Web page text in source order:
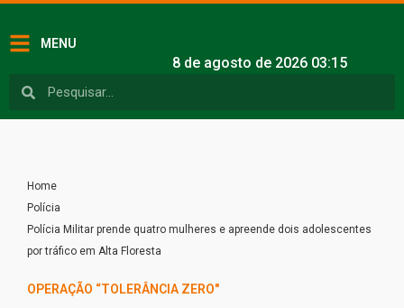
MENU
8 de agosto de 2026 03:15
Home
Polícia
Polícia Militar prende quatro mulheres e apreende dois adolescentes
por tráfico em Alta Floresta
OPERAÇÃO “TOLERÂNCIA ZERO"